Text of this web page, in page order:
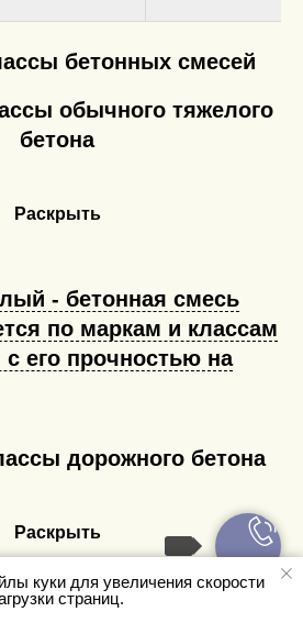
куки для увеличения скорости
страниц.
бетонных смесей
обычного тяжелого
бетона
Раскрыть
- бетонная смесь
по маркам и классам
с его прочностью на
дорожного бетона
Раскрыть